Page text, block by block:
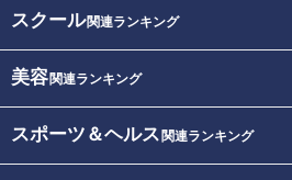
スクール関連ランキング
美容関連ランキング
スポーツ＆ヘルス 関連ランキング